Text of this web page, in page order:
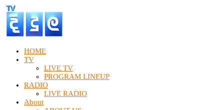
HOME
TV
LIVE TV
PROGRAM LINEUP
RADIO
LIVE RADIO
About